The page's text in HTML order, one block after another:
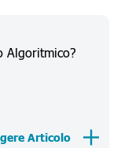
Algoritmico?
Articolo